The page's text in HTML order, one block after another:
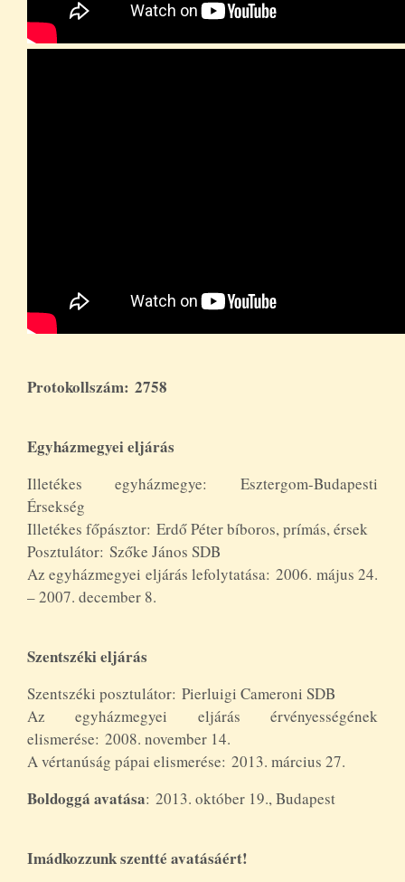
Protokollszám: 2758
Egyházmegyei eljárás
Illetékes egyházmegye: Esztergom-Budapesti
Érsekség
Illetékes főpásztor: Erdő Péter bíboros, prímás, érsek
Posztulátor: Szőke János SDB
Az egyházmegyei eljárás lefolytatása: 2006. május 24.
– 2007. december 8.
Szentszéki eljárás
Szentszéki posztulátor: Pierluigi Cameroni SDB
Az egyházmegyei eljárás érvényességének
elismerése: 2008. november 14.
A vértanúság pápai elismerése: 2013. március 27.
Boldoggá avatása: 2013. október 19., Budapest
Imádkozzunk szentté avatásáért!